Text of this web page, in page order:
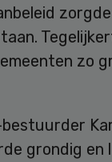
zo
grondig